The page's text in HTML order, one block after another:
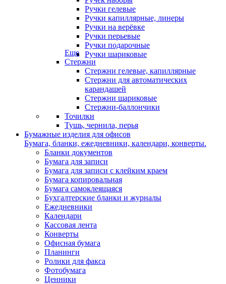
Ручки гелевые
Ручки капиллярные, линеры
Ручки на верёвке
Ручки перьевые
Ручки подарочные
Ручки шариковые
Еще
Стержни
Стержни гелевые, капиллярные
Стержни для автоматических
карандашей
Стержни шариковые
Стержни-баллончики
Точилки
Тушь, чернила, перья
Бумажные изделия для офисов
Бумага, бланки, ежедневники, календари, конверты.
Бланки документов
Бумага для записи
Бумага для записи с клейким краем
Бумага копировальная
Бумага самоклеящаяся
Бухгалтерские бланки и журналы
Ежедневники
Календари
Кассовая лента
Конверты
Офисная бумага
Планинги
Ролики для факса
Фотобумага
Ценники